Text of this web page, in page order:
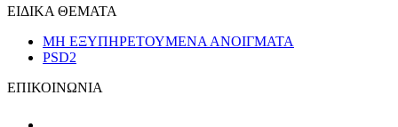
ΕΙΔΙΚΑ ΘΕΜΑΤΑ
ΜΗ ΕΞΥΠΗΡΕΤΟΥΜΕΝΑ ΑΝΟΙΓΜΑΤΑ
PSD2
ΕΠΙΚΟΙΝΩΝΙΑ